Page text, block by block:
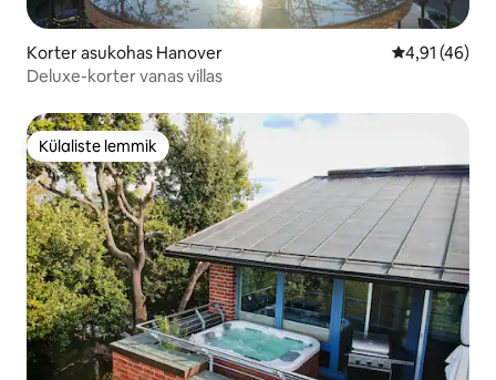
Korter asukohas Hanover Keskmine
4,91 (46)
Deluxe-korter vanas villas
Külaliste lemmik
Külaliste lemmik